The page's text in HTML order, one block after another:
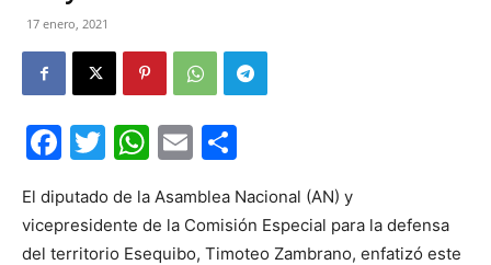
17 enero, 2021
Facebook
Twitter
WhatsApp
Email
El diputado de la Asamblea Nacional (AN) y
vicepresidente de la Comisión Especial para la defensa
del territorio Esequibo, Timoteo Zambrano, enfatizó este